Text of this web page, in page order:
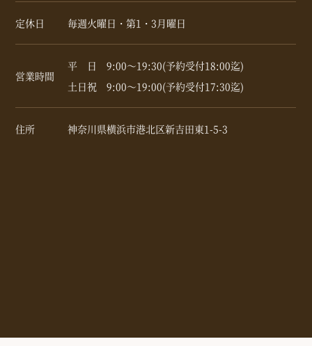
定休日 毎週火曜日・第1・3月曜日
営業時間
平 日 9:00～19:30(予約受付18:00迄)
土日祝 9:00～19:00(予約受付17:30迄)
住所 神奈川県横浜市港北区新吉田東1-5-3